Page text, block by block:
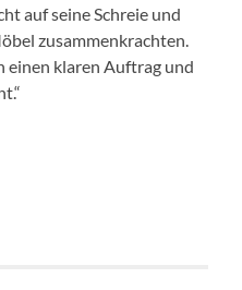
auf seine Schreie und
zusammenkrachten.
einen klaren Auftrag und